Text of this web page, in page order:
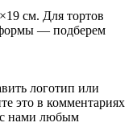
см. Для тортов
формы — подберем
логотип или
это в комментариях
с нами любым